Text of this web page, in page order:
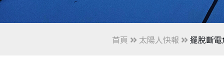
首頁 太陽人快報 擺脫斷